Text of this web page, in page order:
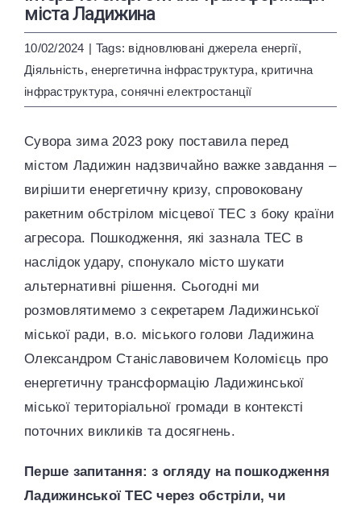
міста Ладижина
10/02/2024 | Tags: відновлювані джерела енергії,
Діяльність,енергетична інфраструктура, критична
інфраструктура,сонячні електростанції
Сувора зима 2023 року поставила перед
містом Ладижин надзвичайно важке завдання –
вирішити енергетичну кризу, спровоковану
ракетним обстрілом місцевої ТЕС з боку країни
агресора. Пошкодження, які зазнала ТЕС в
наслідок удару, спонукало місто шукати
альтернативні рішення. Сьогодні ми
розмовлятимемо з секретарем Ладижинської
міської ради, в.о. міського голови Ладижина
Олександром Станіславовичем Коломієць про
енергетичну трансформацію Ладижинської
міської територіальної громади в контексті
поточних викликів та досягнень.
Перше запитання: з огляду на пошкодження
Ладижинської ТЕС через обстріли, чи